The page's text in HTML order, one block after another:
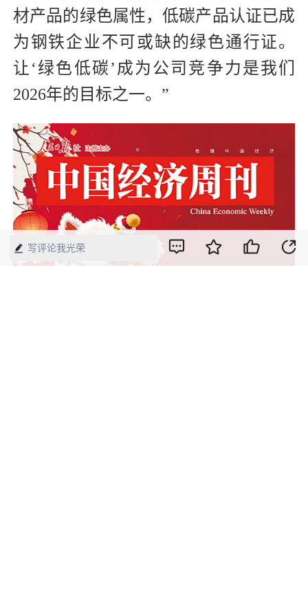
材产品的绿色属性，低碳产品认证已成
为钢铁企业不可或缺的绿色通行证。
让‘绿色低碳’成为公司竞争力是我们
2026年的目标之一。”
写评论我光荣